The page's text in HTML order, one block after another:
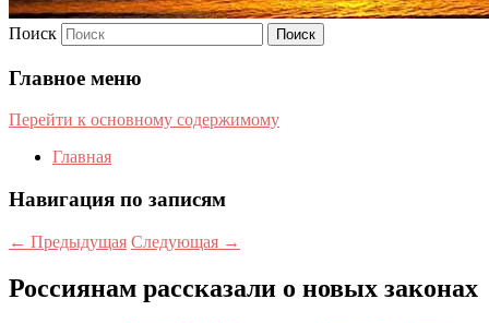
Поиск
Главное меню
Перейти к основному содержимому
Главная
Навигация по записям
← Предыдущая Следующая →
Россиянам рассказали о новых законах